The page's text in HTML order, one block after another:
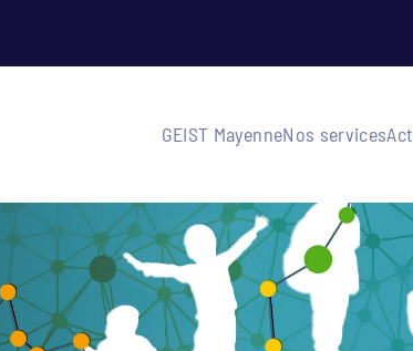
GEIST MayenneNos services